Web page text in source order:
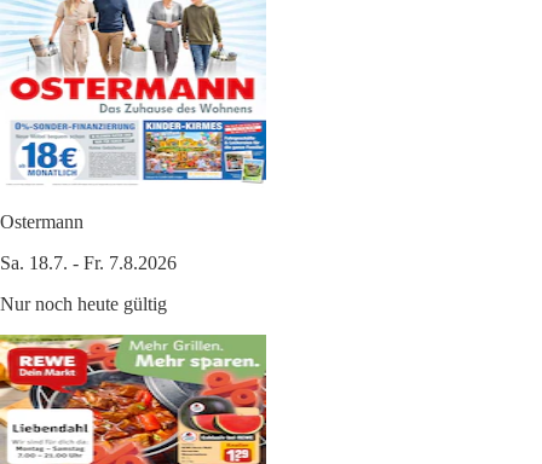
Ostermann
Sa. 18.7. - Fr. 7.8.2026
Nur noch heute gültig